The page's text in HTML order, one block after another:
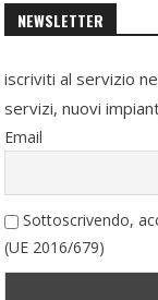
NEWSLETTER
iscriviti al servizio
servizi, nuovi
Email
Sottoscrivendo,
(UE 2016/679)